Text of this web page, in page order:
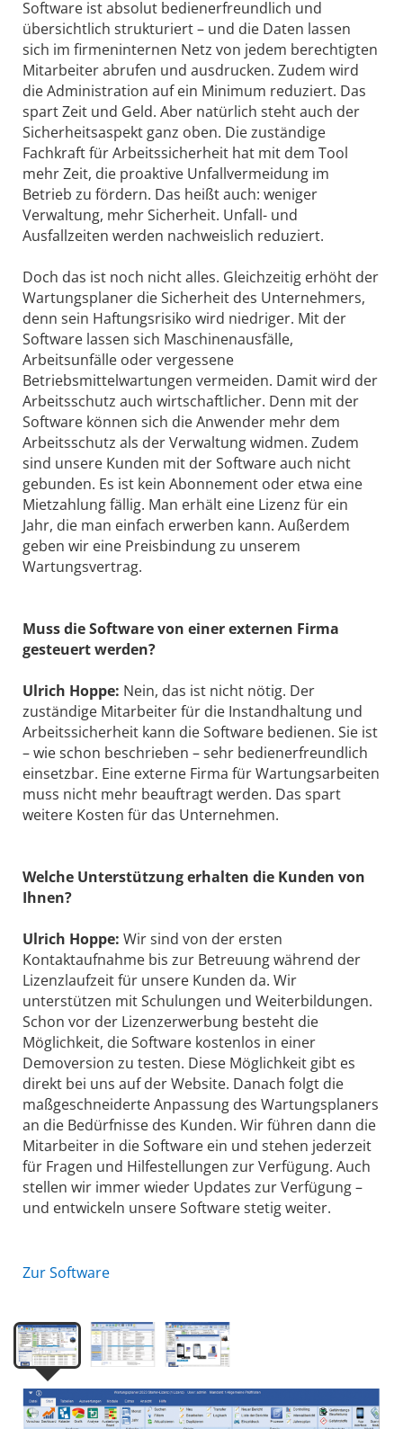
Software ist absolut bedienerfreundlich und
übersichtlich strukturiert – und die Daten lassen
sich im firmeninternen Netz von jedem berechtigten
Mitarbeiter abrufen und ausdrucken. Zudem wird
die Administration auf ein Minimum reduziert. Das
spart Zeit und Geld. Aber natürlich steht auch der
Sicherheitsaspekt ganz oben. Die zuständige
Fachkraft für Arbeitssicherheit hat mit dem Tool
mehr Zeit, die proaktive Unfallvermeidung im
Betrieb zu fördern. Das heißt auch: weniger
Verwaltung, mehr Sicherheit. Unfall- und
Ausfallzeiten werden nachweislich reduziert.
Doch das ist noch nicht alles. Gleichzeitig erhöht der
Wartungsplaner die Sicherheit des Unternehmers,
denn sein Haftungsrisiko wird niedriger. Mit der
Software lassen sich Maschinenausfälle,
Arbeitsunfälle oder vergessene
Betriebsmittelwartungen vermeiden. Damit wird der
Arbeitsschutz auch wirtschaftlicher. Denn mit der
Software können sich die Anwender mehr dem
Arbeitsschutz als der Verwaltung widmen. Zudem
sind unsere Kunden mit der Software auch nicht
gebunden. Es ist kein Abonnement oder etwa eine
Mietzahlung fällig. Man erhält eine Lizenz für ein
Jahr, die man einfach erwerben kann. Außerdem
geben wir eine Preisbindung zu unserem
Wartungsvertrag.
Muss die Software von einer externen Firma
gesteuert werden?
Ulrich Hoppe: Nein, das ist nicht nötig. Der
zuständige Mitarbeiter für die Instandhaltung und
Arbeitssicherheit kann die Software bedienen. Sie ist
– wie schon beschrieben – sehr bedienerfreundlich
einsetzbar. Eine externe Firma für Wartungsarbeiten
muss nicht mehr beauftragt werden. Das spart
weitere Kosten für das Unternehmen.
Welche Unterstützung erhalten die Kunden von
Ihnen?
Ulrich Hoppe: Wir sind von der ersten
Kontaktaufnahme bis zur Betreuung während der
Lizenzlaufzeit für unsere Kunden da. Wir
unterstützen mit Schulungen und Weiterbildungen.
Schon vor der Lizenzerwerbung besteht die
Möglichkeit, die Software kostenlos in einer
Demoversion zu testen. Diese Möglichkeit gibt es
direkt bei uns auf der Website. Danach folgt die
maßgeschneiderte Anpassung des Wartungsplaners
an die Bedürfnisse des Kunden. Wir führen dann die
Mitarbeiter in die Software ein und stehen jederzeit
für Fragen und Hilfestellungen zur Verfügung. Auch
stellen wir immer wieder Updates zur Verfügung –
und entwickeln unsere Software stetig weiter.
Zur Software